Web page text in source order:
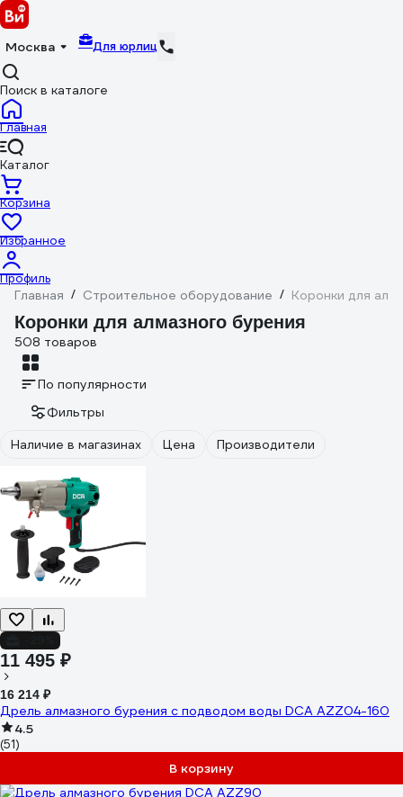
Москва Для юрлиц
Поиск в каталоге
Главная
Каталог
Корзина
Избранное
Профиль
Главная / Строительное оборудование / Коронки для
Коронки для алмазного бурения
508 товаров
По популярности
Фильтры
Наличие в магазинах
Цена Производители
11 495 ₽
16 214 ₽
Дрель алмазного бурения с подводом воды DCA AZZ04-160
4.5
(51)
В корзину